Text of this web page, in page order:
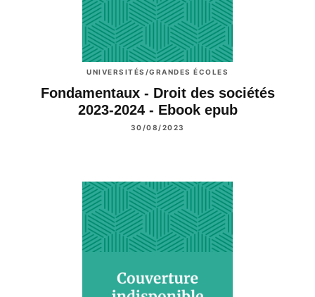
UNIVERSITÉS/GRANDES ÉCOLES
Fondamentaux - Droit des sociétés
2023-2024 - Ebook epub
30/08/2023